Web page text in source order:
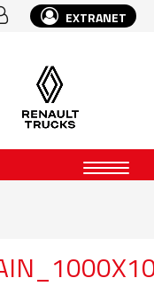
EXTRANET